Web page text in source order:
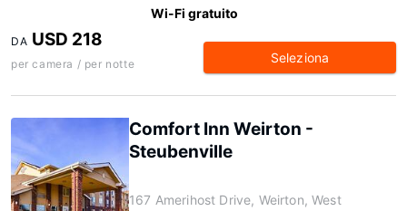
Wi-Fi gratuito
DA USD 218
per camera / per notte Seleziona
Comfort Inn Weirton -
Steubenville
167 Amerihost Drive, Weirton, West